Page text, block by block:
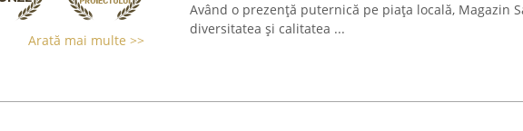
Arată mai multe >>
Având o prezență puternică pe piața locală, Magazin
diversitatea și calitatea ...